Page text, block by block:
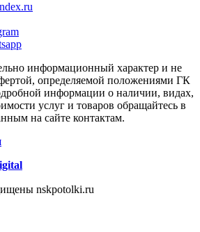
информационный характер и не
определяемой положениями ГК
информации о наличии, видах,
услуг и товаров обращайтесь в
на сайте контактам.
nskpotolki.ru